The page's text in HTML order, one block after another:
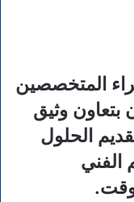
المتخصصين
بتعاون وثيق
الحلول
الفني
وقت.